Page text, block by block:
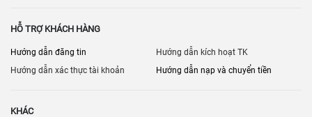
HỖ TRỢ KHÁCH HÀNG
Hướng dẫn đăng tin
Hướng dẫn kích hoạt TK
Hướng dẫn xác thực tài khoản
Hướng dẫn nạp và chuyển tiền
KHÁC